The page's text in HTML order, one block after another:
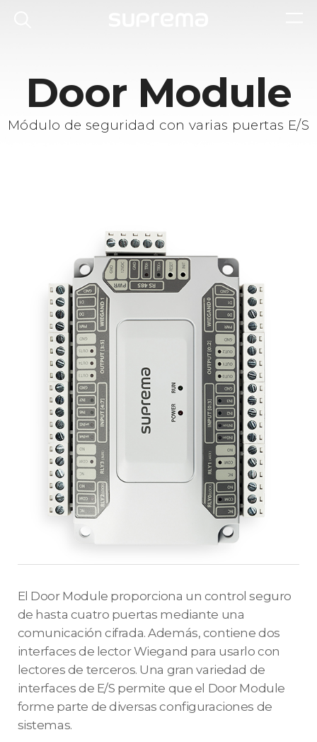
Door Module
Módulo de seguridad con varias puertas E/S
El Door Module proporciona un control seguro
de hasta cuatro puertas mediante una
comunicación cifrada. Además, contiene dos
interfaces de lector Wiegand para usarlo con
lectores de terceros. Una gran variedad de
interfaces de E/S permite que el Door Module
forme parte de diversas configuraciones de
sistemas.